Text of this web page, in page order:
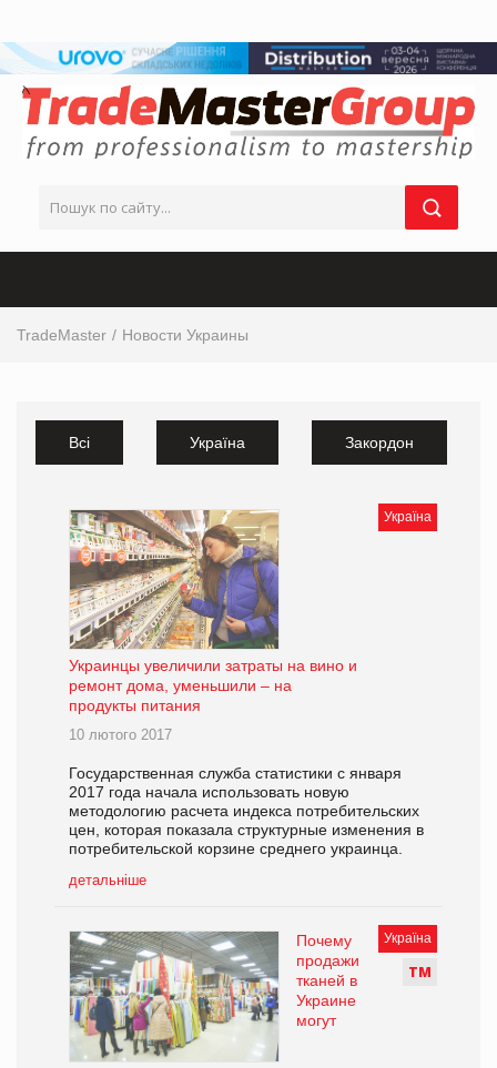
TradeMaster Новости Украины
Всі Україна Закордон
Україна
Украинцы увеличили затраты на вино и
ремонт дома, уменьшили – на
продукты питания
10 лютого 2017
Государственная служба статистики с января
2017 года начала использовать новую
методологию расчета индекса потребительских
цен, которая показала структурные изменения в
потребительской корзине среднего украинца.
детальніше
Україна
ТМ
Почему
продажи
тканей в
Украине
могут